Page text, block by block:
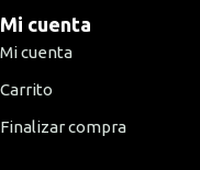
Mi cuenta
Mi cuenta
Carrito
Finalizar compra